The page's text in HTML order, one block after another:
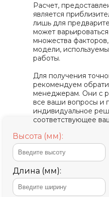
Высота (мм):
Длина (мм):
Расчет,
является
лишь для
может
множества
модели,
работы.
Для получения
рекомендуем
менеджерам. Они с
все ваши вопросы и
индивидуальное
соответствующее